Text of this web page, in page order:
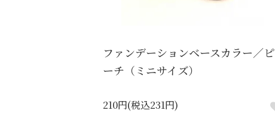
ファンデーションベースカラー／ピ
ーチ（ミニサイズ）
210円(税込231円)